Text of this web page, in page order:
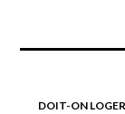
DOIT-ON